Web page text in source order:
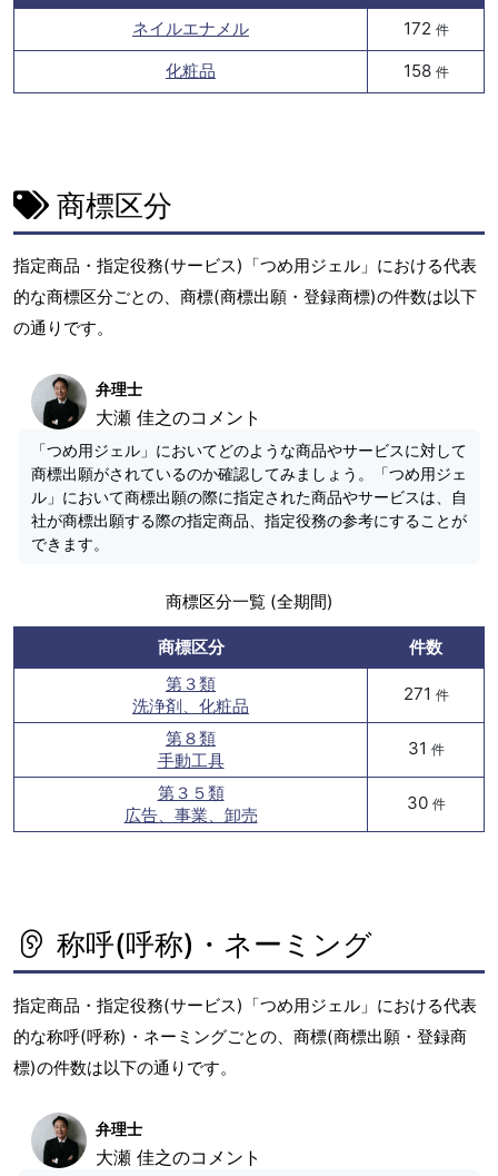
ネイルエナメル 172 件
化粧品 158 件
商標区分
指定商品・指定役務(サービス)「つめ用ジェル」における代表
的な商標区分ごとの、商標(商標出願・登録商標)の件数は以下
の通りです。
弁理士
大瀬 佳之のコメント
「つめ用ジェル」においてどのような商品やサービスに対して
商標出願がされているのか確認してみましょう。「つめ用ジェ
ル」において商標出願の際に指定された商品やサービスは、自
社が商標出願する際の指定商品、指定役務の参考にすることが
できます。
商標区分一覧 (全期間)
商標区分
件数
第３類
洗浄剤、化粧品
271 件
第８類
手動工具
31 件
第３５類
広告、事業、卸売
30 件
称呼(呼称)・ネーミング
指定商品・指定役務(サービス)「つめ用ジェル」における代表
的な称呼(呼称)・ネーミングごとの、商標(商標出願・登録商
標)の件数は以下の通りです。
弁理士
大瀬 佳之のコメント